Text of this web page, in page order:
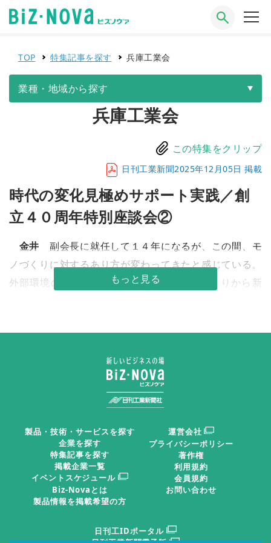
TOP 特集記事を探す 兵庫工業会
業種・地域から探す
兵庫工業会
この特集をクリップ
日刊工業新聞2025年12月05日 掲載
時代の変化見極めサポート実践／創
立４０周年特別座談会②
金井 副会長に就任して１４年になるが、この間、モ
ノづくりに対するあり方が変わってきたと感じている。
外部環境の変化に対応し“これまでのモノづくりから新
私が担当している「シン・ものづくり委員会」の「シ
ン」とは変革を意味しており、具体的な事業としてＤＸ
の推進活動に注力している。
“単なるデジタル化だけでなく、モノづくり自体をど
うトランスフォーメーションしていくか”という考え方
を重視し、その手段として“デジタル技術をうまく活用
しよう”という取り組みを進めている。モノづくりやデ
ジタル化に対する考え方はコロナ禍を機に大きく変化し
たが、昨今の“人手不足”などの課題解決にはこれまでの
う流れに変わってきている。
製品・技術・サービスを探す
企業を探す
特集記事を探す
掲載企業一覧
イベントスケジュール
Biz-Novaとは
製品情報を掲載希望の方
運営会社
プライバシーポリシー
著作権
利用規約
会員規約
お問い合わせ
日刊工IDポータル